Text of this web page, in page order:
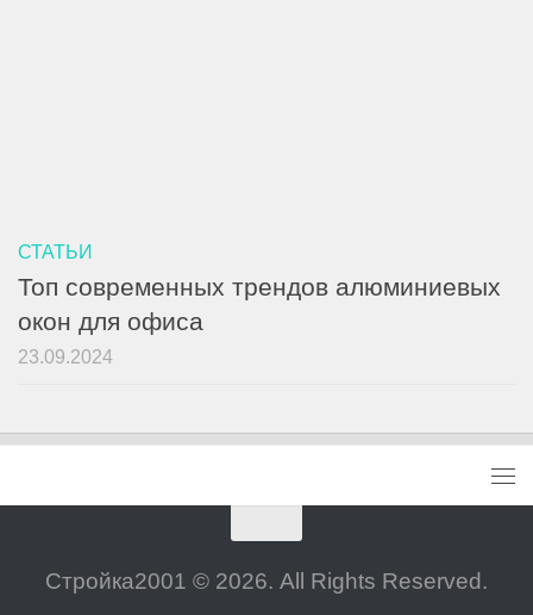
СТАТЬИ
Топ современных трендов алюминиевых
окон для офиса
23.09.2024
Стройка2001 © 2026. All Rights Reserved.